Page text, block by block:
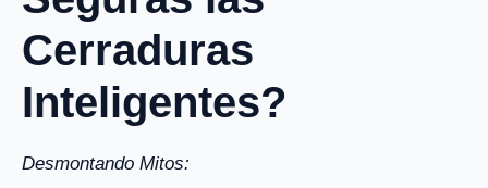
Cerraduras
Inteligentes?
Desmontando Mitos: